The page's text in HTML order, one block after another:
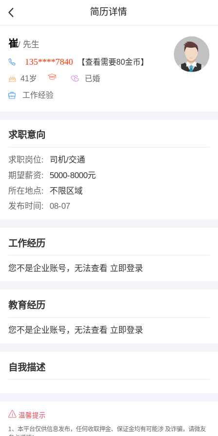
简历详情
崔/ 先生
135****7840 【查看需要80金币】
41岁 已婚
工作经验
求职意向
求职岗位:
司机/交通
期望薪资:
5000-8000元
所在地点:
不限区域
发布时间:
08-07
工作经历
您不是企业账号，无法查看 立即登录
教育经历
您不是企业账号，无法查看 立即登录
自我描述
温馨提示
1、本平台仅供信息发布，任何收取押金、保证金均有可能涉 及诈骗，请微友